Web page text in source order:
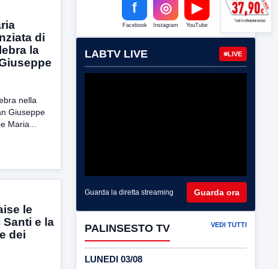
di
la
nella
Giuseppe
Maria...
le
e la
dei
f
Facebook
◎
Instagram
▶
YouTube
LABTV LIVE LIVE
Guarda la diretta streaming Guarda ora
PALINSESTO TV VEDI TUTTI
LUNEDI 03/08